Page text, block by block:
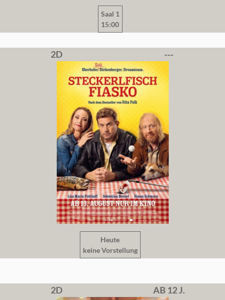
Saal 1
15:00
2D ---
Heute
keine Vorstellung
2D AB 12 J.